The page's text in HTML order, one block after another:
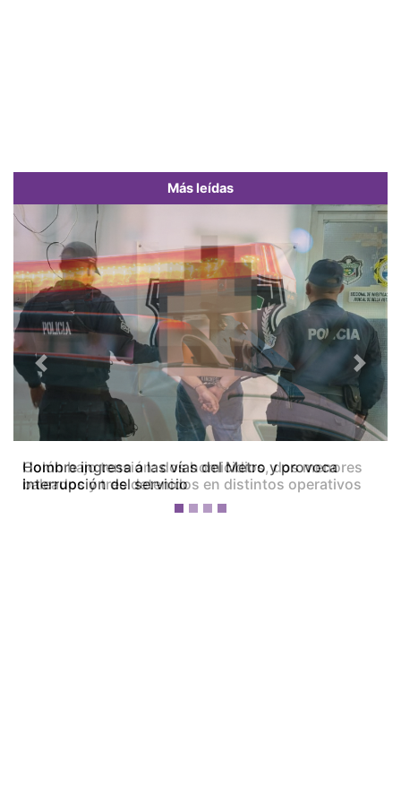
Más leídas
Colón bajo tensión: dos homicidios, dos menores
baleados y tres detenidos en distintos operativos
Previous Next